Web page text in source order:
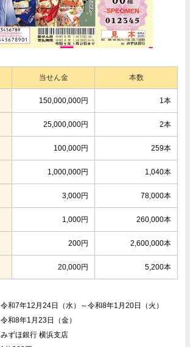
当せん金 本数
150,000,000円 1本
25,000,000円 2本
100,000円 259本
1,000,000円 1,040本
3,000円 78,000本
1,000円 260,000本
200円 2,600,000本
20,000円 5,200本
令和7年12月24日（水）～令和8年1月20日（火）
令和8年1月23日（金）
みずほ銀行 横浜支店